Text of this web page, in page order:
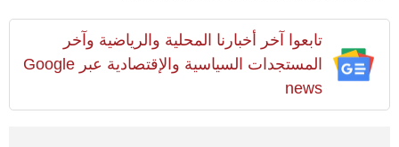
تابعوا آخر أخبارنا المحلية والرياضية وآخر
المستجدات السياسية والإقتصادية عبر Google
news